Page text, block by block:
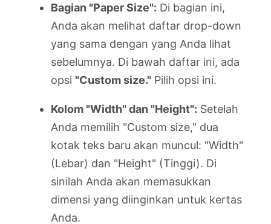
Bagian "Paper Size": Di bagian ini,
Anda akan melihat daftar drop-down
yang sama dengan yang Anda lihat
sebelumnya. Di bawah daftar ini, ada
opsi "Custom size." Pilih opsi ini.
Kolom "Width" dan "Height": Setelah
Anda memilih "Custom size," dua
kotak teks baru akan muncul: "Width"
(Lebar) dan "Height" (Tinggi). Di
sinilah Anda akan memasukkan
dimensi yang diinginkan untuk kertas
Anda.